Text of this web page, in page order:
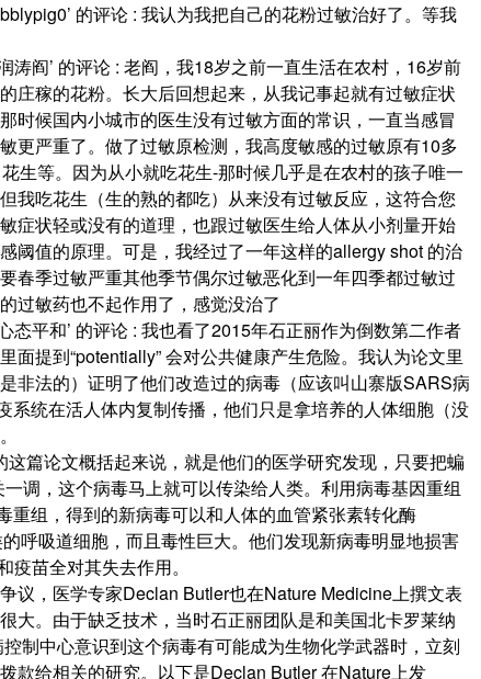
的评论 : 我认为我把自己的花粉过敏治好了。等我
涛阎’ 的评论 : 老阎，我18岁之前一直生活在农村，16岁前
庄稼的花粉。长大后回想起来，从我记事起就有过敏症状
时候国内小城市的医生没有过敏方面的常识，一直当感冒
更严重了。做了过敏原检测，我高度敏感的过敏原有10多
生等。因为从小就吃花生-那时候几乎是在农村的孩子唯一
我吃花生（生的熟的都吃）从来没有过敏反应，这符合您
症状轻或没有的道理，也跟过敏医生给人体从小剂量开始
阈值的原理。可是，我经过了一年这样的allergy shot 的治
春季过敏严重其他季节偶尔过敏恶化到一年四季都过敏过
过敏药也不起作用了，感觉没治了
态平和’ 的评论 : 我也看了2015年石正丽作为倒数第二作者
面提到“potentially” 会对公共健康产生危险。我认为论文里
非法的）证明了他们改造过的病毒（应该叫山寨版SARS病
系统在活人体内复制传播，他们只是拿培养的人体细胞（没
篇论文概括起来说，就是他们的医学研究发现，只要把蝙
调，这个病毒马上就可以传染给人类。利用病毒基因重组
重组，得到的新病毒可以和人体的血管紧张素转化酶
呼吸道细胞，而且毒性巨大。他们发现新病毒明显地损害
苗全对其失去作用。
议，医学专家Declan Butler也在Nature Medicine上撰文表
大。由于缺乏技术，当时石正丽团队是和美国北卡罗莱纳
制中心意识到这个病毒有可能成为生物化学武器时，立刻
款给相关的研究。以下是Declan Butler 在Nature上发